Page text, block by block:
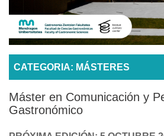
CATEGORIA: MÁSTERES
Máster en Comunicación y
Gastronómico